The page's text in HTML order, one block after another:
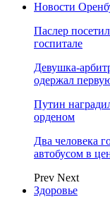
Новости
Паслер
госпитале
Девушка-
одержал
Путин
орденом
Два человека
автобусом в
Prev Next
Здоровье